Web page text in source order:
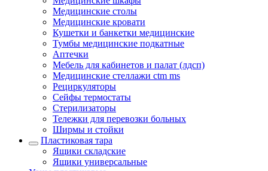
Медицинские столы
Медицинские кровати
Кушетки и банкетки медицинские
Тумбы медицинские подкатные
Аптечки
Мебель для кабинетов и палат (лдсп)
Медицинские стеллажи ctm ms
Рециркуляторы
Сейфы термостаты
Стерилизаторы
Тележки для перевозки больных
Ширмы и стойки
Пластиковая тара
Ящики складские
Ящики универсальные